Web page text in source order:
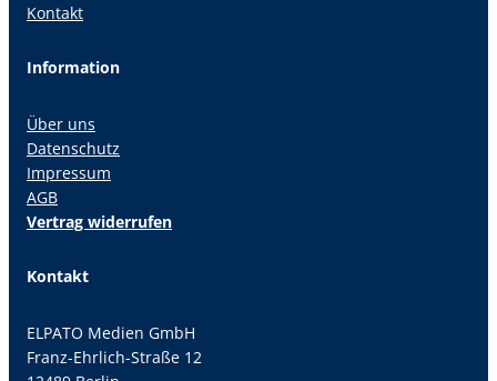
Kontakt
Information
Über uns
Datenschutz
Impressum
AGB
Vertrag widerrufen
Kontakt
ELPATO Medien GmbH
Franz-Ehrlich-Straße 12